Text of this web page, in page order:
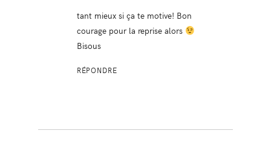
tant mieux si ça te motive! Bon
courage pour la reprise alors
Bisous
RÉPONDRE